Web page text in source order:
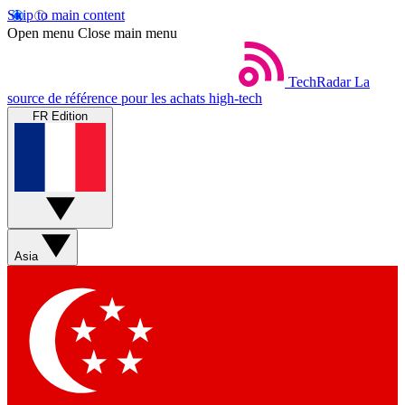
Skip to main content
Open menu Close main menu
TechRadar La
source de référence pour les achats high-tech
FR Edition
Asia